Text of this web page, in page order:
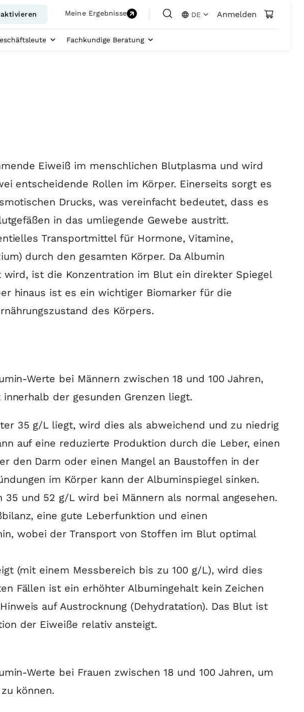
Meine Ergebnisse DE Anmelden
Fachkundige Beratung
Eiweiß im menschlichen Blutplasma und wird
entscheidende Rollen im Körper. Einerseits sorgt es
Drucks, was vereinfacht bedeutet, dass es
in das umliegende Gewebe austritt.
Transportmittel für Hormone, Vitamine,
durch den gesamten Körper. Da Albumin
ist die Konzentration im Blut ein direkter Spiegel
hinaus ist es ein wichtiger Biomarker für die
des Körpers.
Werte bei Männern zwischen 18 und 100 Jahren,
der gesunden Grenzen liegt.
35 g/L liegt, wird dies als abweichend und zu niedrig
auf eine reduzierte Produktion durch die Leber, einen
den Darm oder einen Mangel an Baustoffen in der
im Körper kann der Albuminspiegel sinken.
35 und 52 g/L wird bei Männern als normal angesehen.
eine gute Leberfunktion und einen
wobei der Transport von Stoffen im Blut optimal
(mit einem Messbereich bis zu 100 g/L), wird dies
Fällen ist ein erhöhter Albumingehalt kein Zeichen
auf Austrocknung (Dehydratation). Das Blut ist
der Eiweiße relativ ansteigt.
Werte bei Frauen zwischen 18 und 100 Jahren, um
können.